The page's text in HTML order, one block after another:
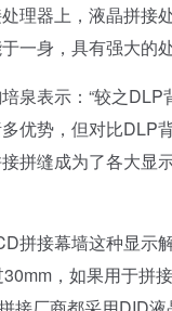
理器上，液晶拼接
一身，具有强大的处
表示：“较之DLP
优势，但对比DLP
拼缝成为了各大显
拼接幕墙这种显示
，如果用于拼